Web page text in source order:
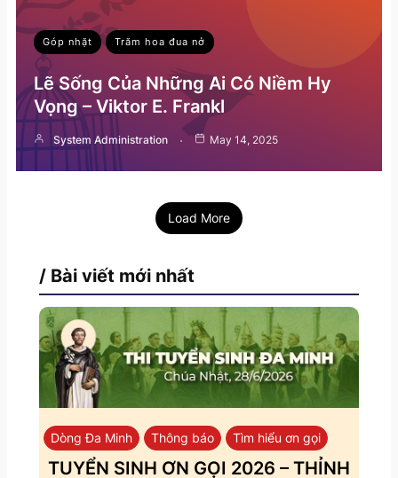
Góp nhặt Trăm hoa đua nở
Lẽ Sống Của Những Ai Có Niềm Hy
Vọng – Viktor E. Frankl
System Administration May 14, 2025
Load More
/ Bài viết mới nhất
Dòng Đa Minh Thông báo Tìm hiểu ơn gọi
TUYỂN SINH ƠN GỌI 2026 – THỈNH